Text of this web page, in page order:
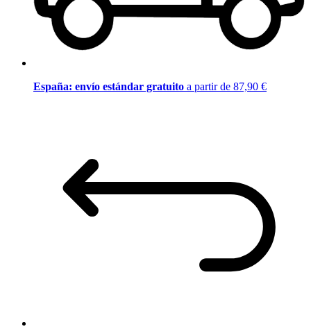
España: envío estándar gratuito a partir de 87,90 €